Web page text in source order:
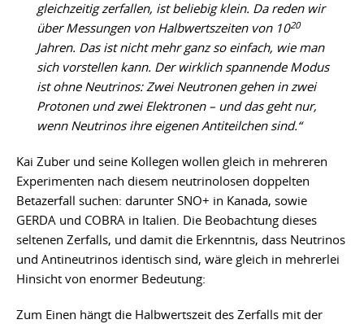
gleichzeitig zerfallen, ist beliebig klein. Da reden wir
über Messungen von Halbwertszeiten von 1020
Jahren. Das ist nicht mehr ganz so einfach, wie man
sich vorstellen kann. Der wirklich spannende Modus
ist ohne Neutrinos: Zwei Neutronen gehen in zwei
Protonen und zwei Elektronen – und das geht nur,
wenn Neutrinos ihre eigenen Antiteilchen sind.“
Kai Zuber und seine Kollegen wollen gleich in mehreren
Experimenten nach diesem neutrinolosen doppelten
Betazerfall suchen: darunter SNO+ in Kanada, sowie
GERDA und COBRA in Italien. Die Beobachtung dieses
seltenen Zerfalls, und damit die Erkenntnis, dass Neutrinos
und Antineutrinos identisch sind, wäre gleich in mehrerlei
Hinsicht von enormer Bedeutung:
Zum Einen hängt die Halbwertszeit des Zerfalls mit der